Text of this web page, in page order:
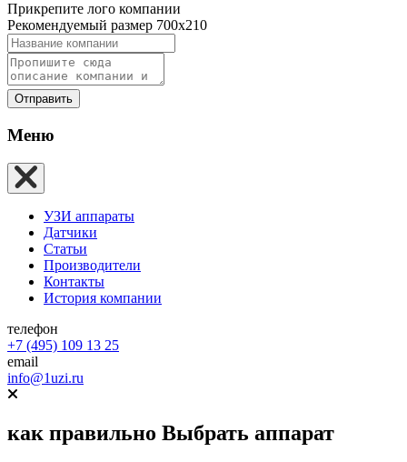
Прикрепите лого компании
Рекомендуемый размер 700х210
Отправить
Меню
УЗИ аппараты
Датчики
Статьи
Производители
Контакты
История компании
телефон
+7 (495) 109 13 25
email
info@1uzi.ru
как правильно Выбрать аппарат